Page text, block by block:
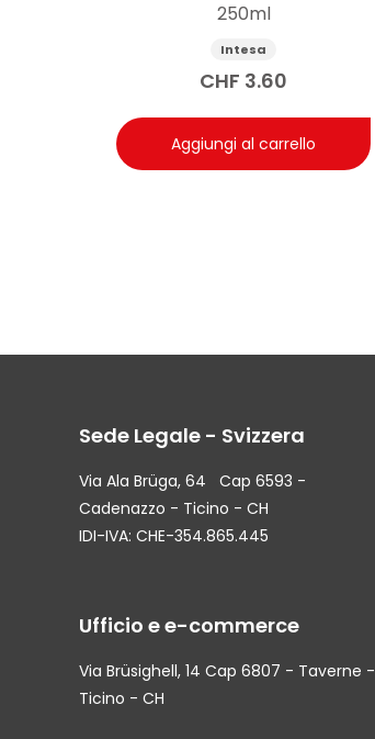
250ml
Intesa
CHF 3.60
Aggiungi al carrello
Sede Legale - Svizzera
Via Ala Brüga, 64 Cap 6593 -
Cadenazzo - Ticino - CH
IDI-IVA: CHE-354.865.445
Ufficio e e-commerce
Via Brüsighell, 14 Cap 6807 - Taverne -
Ticino - CH